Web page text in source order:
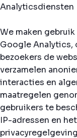
Analyticsdiensten
We maken
Google Analytics,
bezoekers de
verzamelen
interacties en
maatregelen
gebruikers te
IP-adressen en